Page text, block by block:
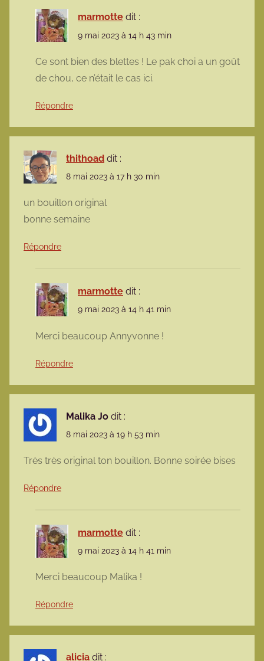
marmotte dit :
9 mai 2023 à 14 h 43 min
Ce sont bien des blettes ! Le pak choi a un goût
de chou, ce n’était le cas ici.
Répondre
thithoad dit :
8 mai 2023 à 17 h 30 min
un bouillon original
bonne semaine
Répondre
marmotte dit :
9 mai 2023 à 14 h 41 min
Merci beaucoup Annyvonne !
Répondre
Malika Jo dit :
8 mai 2023 à 19 h 53 min
Très très original ton bouillon. Bonne soirée bises
Répondre
marmotte dit :
9 mai 2023 à 14 h 41 min
Merci beaucoup Malika !
Répondre
alicia dit :